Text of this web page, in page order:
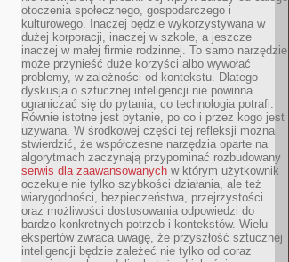
otoczenia społecznego, gospodarczego i
kulturowego. Inaczej będzie wykorzystywana w
dużej korporacji, inaczej w szkole, a jeszcze
inaczej w małej firmie rodzinnej. To samo narzędzie
może przynieść duże korzyści albo wywołać
problemy, w zależności od kontekstu. Dlatego
dyskusja o sztucznej inteligencji nie powinna
ograniczać się do pytania, co technologia potrafi.
Równie istotne jest pytanie, po co i przez kogo jest
używana. W środkowej części tej refleksji można
stwierdzić, że współczesne narzędzia oparte na
algorytmach zaczynają przypominać rozbudowany
serwis dla zaawansowanych w którym użytkownik
oczekuje nie tylko szybkości działania, ale też
wiarygodności, bezpieczeństwa, przejrzystości
oraz możliwości dostosowania odpowiedzi do
bardzo konkretnych potrzeb i kontekstów. Wielu
ekspertów zwraca uwagę, że przyszłość sztucznej
inteligencji będzie zależeć nie tylko od coraz